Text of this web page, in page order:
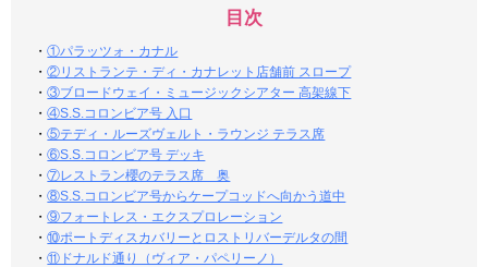
目次
・①パラッツォ・カナル
・②リストランテ・ディ・カナレット店舗前 スロープ
・③ブロードウェイ・ミュージックシアター 高架線下
・④S.S.コロンビア号 入口
・⑤テディ・ルーズヴェルト・ラウンジ テラス席
・⑥S.S.コロンビア号 デッキ
・⑦レストラン櫻のテラス席 奥
・⑧S.S.コロンビア号からケープコッドへ向かう道中
・⑨フォートレス・エクスプロレーション
・⑩ポートディスカバリーとロストリバーデルタの間
・⑪ドナルド通り（ヴィア・パペリーノ）